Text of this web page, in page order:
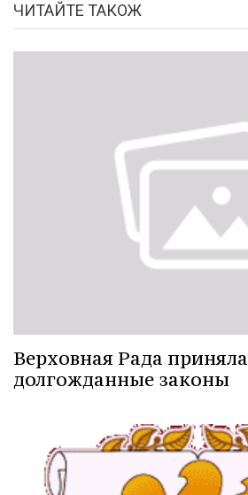
ЧИТАЙТЕ ТАКОЖ
Верховная Рада приняла
долгожданные законы